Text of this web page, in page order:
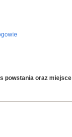
powstania oraz